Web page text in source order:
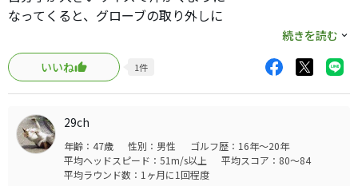
なってくると、グローブの取り外しに
プレーしてるのですが、
コード入りグリップは手が荒れるので
滑り止めチョークレスを施して
CP2 Wrapを試してます。
今の所、非常に手荒れせず
チョークレスで滑らず良いですよ
続きを読む
いいね
1件
29ch
年齢：47歳 性別：男性
ゴルフ歴：16年～20年
平均ヘッドスピード：51m/s以上
平均スコア：80～84
平均ラウンド数：1ヶ月に1回程度